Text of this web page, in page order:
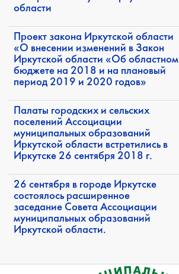
области
Проект закона Иркутской области
«О внесении изменений в Закон
Иркутской области «Об областном
бюджете на 2018 и на плановый
период 2019 и 2020 годов»
Палаты городских и сельских
поселений Ассоциации
муниципальных образований
Иркутской области встретились в
Иркутске 26 сентября 2018 г.
26 сентября в городе Иркутске
состоялось расширенное
заседание Совета Ассоциации
муниципальных образований
Иркутской области.